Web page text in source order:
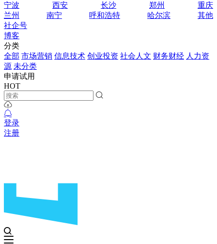
宁波
西安 长沙 郑州
重庆
兰州
南宁 呼和浩特 哈尔滨
其他
社企号
博客
分类
全部 市场营销 信息技术 创业投资 社会人文 财务财经 人力资
源 未分类
申请试用
HOT
登录
注册